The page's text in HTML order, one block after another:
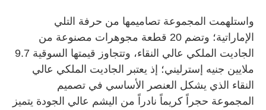
واستلهمت المجموعة تصاميمها من حرفة التلي
الإماراتية؛ وتضم 20 قطعة مجوهرات مصنوعة من
الجاديت الملكي عالي النقاء، وتتجاوز قيمتها السوقية 9.7
ملايين جنيه إسترليني؛ إذ يعتبر الجاديت الملكي عالي
النقاء الذي يشكل العنصر الأساسي في تصميم
المجموعة حجراً كريماً نادراً من اليشم عالي الجودة يتميز